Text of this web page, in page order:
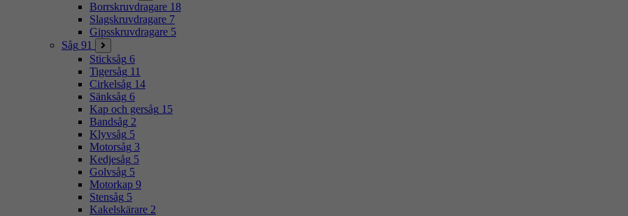
Borrskruvdragare 18
Slagskruvdragare 7
Gipsskruvdragare 5
Såg 91
Sticksåg 6
Tigersåg 11
Cirkelsåg 14
Sänksåg 6
Kap och gersåg 15
Bandsåg 2
Klyvsåg 5
Motorsåg 3
Kedjesåg 5
Golvsåg 5
Motorkap 9
Stensåg 5
Kakelskärare 2